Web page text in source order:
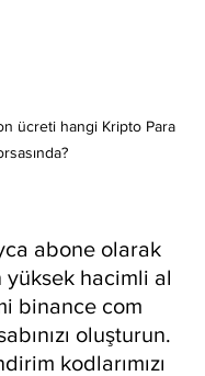
ücreti hangi Kripto Para
abone olarak
yüksek hacimli al
binance com
oluşturun.
kodlarımızı